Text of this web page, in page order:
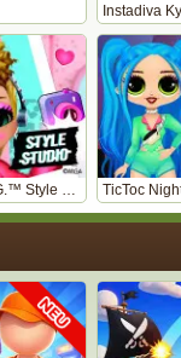
Instadiva
L.O.L. Surprise! O.M.G.™ Style Studio TicToc